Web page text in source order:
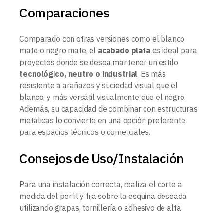
Comparaciones
Comparado con otras versiones como el blanco
mate o negro mate, el acabado plataes ideal para
proyectos donde se desea mantener un estilo
tecnológico, neutro o industrial. Es más
resistente a arañazos y suciedad visual que el
blanco, y más versátil visualmente que el negro.
Además, su capacidad de combinar con estructuras
metálicas lo convierte en una opción preferente
para espacios técnicos o comerciales.
Consejos de Uso/Instalación
Para una instalación correcta, realiza el corte a
medida del perfil y fija sobre la esquina deseada
utilizando grapas, tornillería o adhesivo de alta